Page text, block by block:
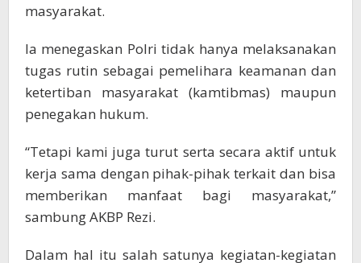
masyarakat.
Ia menegaskan Polri tidak hanya melaksanakan
tugas rutin sebagai pemelihara keamanan dan
ketertiban masyarakat (kamtibmas) maupun
penegakan hukum.
“Tetapi kami juga turut serta secara aktif untuk
kerja sama dengan pihak-pihak terkait dan bisa
memberikan manfaat bagi masyarakat,”
sambung AKBP Rezi.
Dalam hal itu salah satunya kegiatan-kegiatan